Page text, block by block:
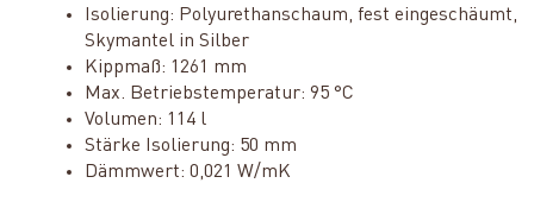
Isolierung: Polyurethanschaum, fest eingeschäumt,
Skymantel in Silber
Kippmaß: 1261 mm
Max. Betriebstemperatur: 95 °C
Volumen: 114 l
Stärke Isolierung: 50 mm
Dämmwert: 0,021 W/mK